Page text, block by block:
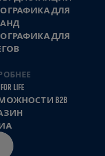
ДЛЯ
ДЛЯ
LIFE
B2B